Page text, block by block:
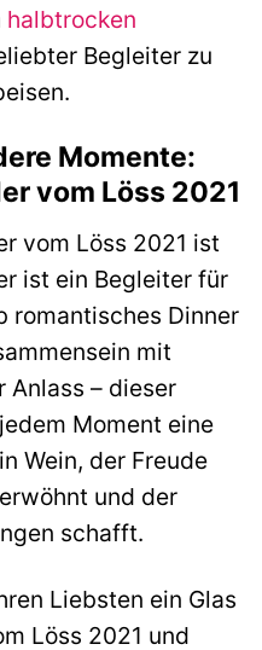
halbtrocken
Begleiter zu
Momente:
vom Löss 2021
vom Löss 2021 ist
ist ein Begleiter für
romantisches Dinner
mit
Anlass – dieser
Moment eine
Wein, der Freude
und der
schafft.
Liebsten ein Glas
Löss 2021 und